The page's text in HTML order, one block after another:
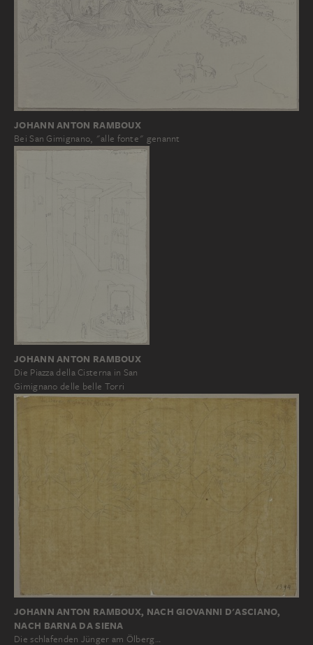
JOHANN ANTON RAMBOUX
Bei San Gimignano, "alle fonte" genannt
JOHANN ANTON RAMBOUX
Die Piazza della Cisterna in San
Gimignano delle belle Torri
JOHANN ANTON RAMBOUX, NACH GIOVANNI D'ASCIANO,
NACH BARNA DA SIENA
Die schlafenden Jünger am Ölberg…